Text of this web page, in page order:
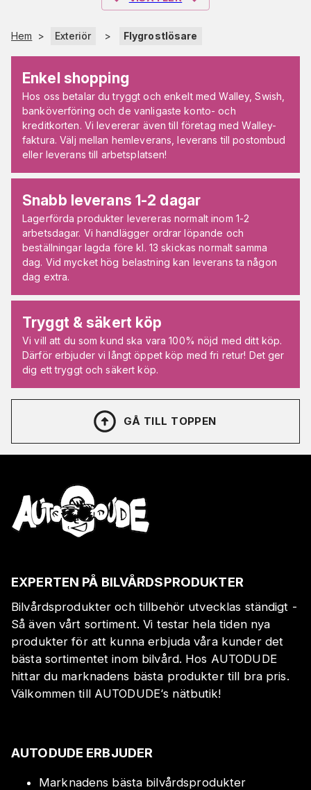
Hem > Exteriör > Flygrostlösare
Enkel shopping
Hos oss betalar du tryggt och enkelt med Walley, Swish,
banköverföring och de vanligaste konto- och
kreditkorten. Vi levererar även till företag med Walley-
faktura. Välj mellan hemleverans, leverans till postombud
eller leverans till arbetsplatsen!
Snabb leverans 1-2 dagar
Lagerförda produkter levereras normalt inom 1-2
arbetsdagar. Vi handlägger ordrar löpande och
beställningar lagda före kl. 13 skickas normalt samma
dag. Vid mycket hög belastning kan leverans ta någon
dag extra.
Tryggt & säkert köp
Vi vill att du som kund ska vara 100% nöjd med ditt köp.
Därför erbjuder vi långt öppet köp med fri retur! Det ger
dig ett tryggt och säkert köp.
GÅ TILL TOPPEN
EXPERTEN PÅ BILVÅRDSPRODUKTER
Bilvårdsprodukter och tillbehör utvecklas ständigt -
Så även vårt sortiment. Vi testar hela tiden nya
produkter för att kunna erbjuda våra kunder det
bästa sortimentet inom bilvård. Hos AUTODUDE
hittar du marknadens bästa produkter till bra pris.
Välkommen till AUTODUDE‘s nätbutik!
AUTODUDE ERBJUDER
Marknadens bästa bilvårdsprodukter